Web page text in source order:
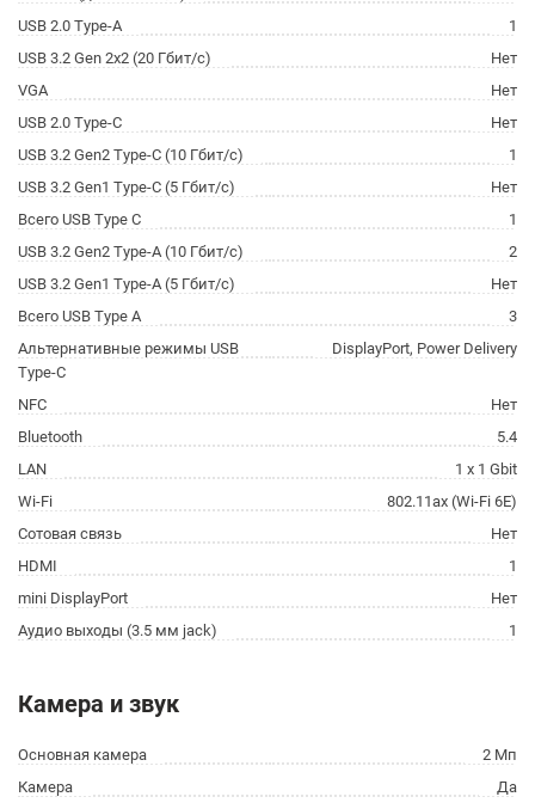
USB 2.0 Type-A
1
USB 3.2 Gen 2x2 (20 Гбит/с)
Нет
VGA
Нет
USB 2.0 Type-C
Нет
USB 3.2 Gen2 Type-C (10 Гбит/с)
1
USB 3.2 Gen1 Type-C (5 Гбит/с)
Нет
Всего USB Type C
1
USB 3.2 Gen2 Type-A (10 Гбит/с)
2
USB 3.2 Gen1 Type-A (5 Гбит/с)
Нет
Всего USB Type A
3
Альтернативные режимы USB
Type-C
DisplayPort, Power Delivery
NFC
Нет
Bluetooth
5.4
LAN
1 x 1 Gbit
Wi-Fi
802.11ax (Wi-Fi 6E)
Сотовая связь
Нет
HDMI
1
mini DisplayPort
Нет
Аудио выходы (3.5 мм jack)
1
Камера и звук
Основная камера
2 Мп
Камера
Да